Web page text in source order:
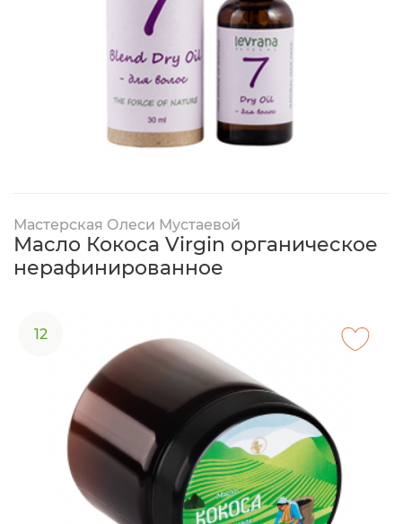
Мастерская Олеси Мустаевой
Масло Кокоса Virgin органическое
нерафинированное
12